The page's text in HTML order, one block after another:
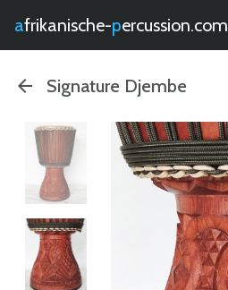
afrikanische- percussion.com
Signature Djembe